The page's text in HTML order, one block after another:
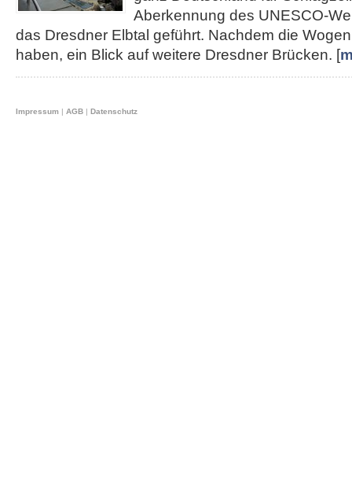
Aberkennung des UNESCO-
das Dresdner Elbtal geführt. Nachdem die
haben, ein Blick auf weitere Dresdner Brücken. [
Impressum | AGB | Datenschutz